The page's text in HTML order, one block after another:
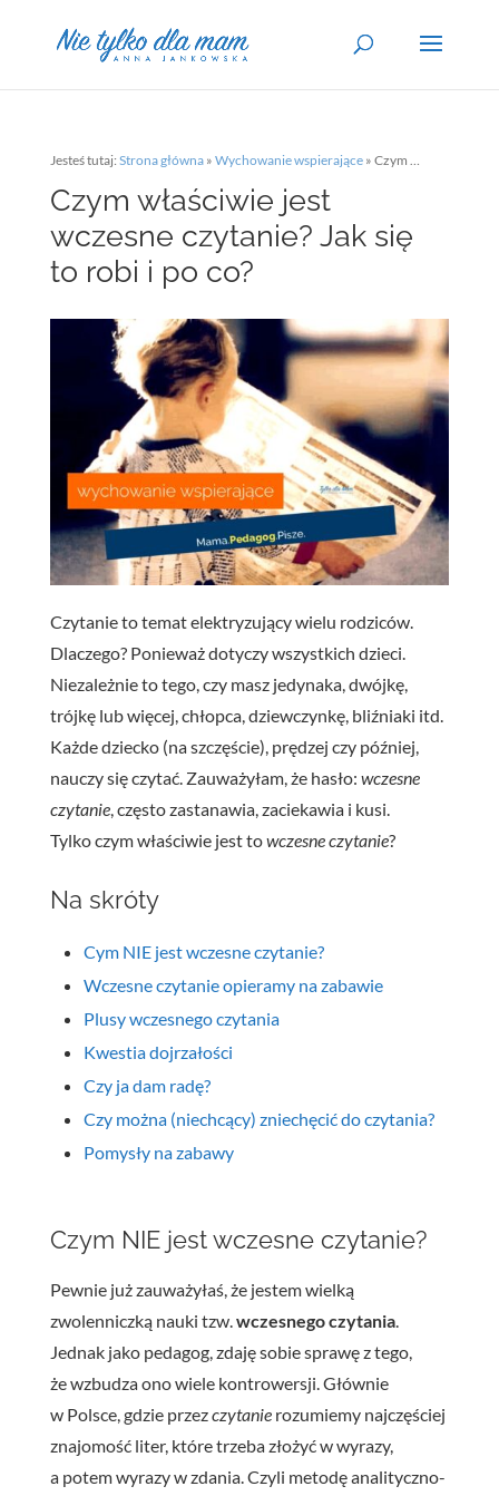
Jesteś tutaj: Strona główna» Wychowanie wspierające» Czym właściwie jest wczesne czytanie? Jak się to robi i po co?
Czym właściwie jest
wczesne czytanie? Jak się
to robi i po co?
Czytanie to temat elektryzujący wielu rodziców.
Dlaczego? Ponieważ dotyczy wszystkich dzieci.
Niezależnie to tego, czy masz jedynaka, dwójkę,
trójkę lub więcej, chłopca, dziewczynkę, bliźniaki itd.
Każde dziecko (na szczęście), prędzej czy później,
nauczy się czytać. Zauważyłam, że hasło: wczesne
czytanie, często zastanawia, zaciekawia i kusi.
Tylko czym właściwie jest towczesne czytanie?
Na skróty
Cym NIE jest wczesne czytanie?
Wczesne czytanie opieramy na zabawie
Plusy wczesnego czytania
Kwestia dojrzałości
Czy ja dam radę?
Czy można (niechcący) zniechęcić do czytania?
Pomysły na zabawy
Czym NIE jest wczesne czytanie?
Pewnie już zauważyłaś, że jestem wielką
zwolenniczką nauki tzw.wczesnego czytania.
Jednak jako pedagog, zdaję sobie sprawę z tego,
że wzbudza ono wiele kontrowersji. Głównie
w Polsce, gdzie przezczytanierozumiemy najczęściej
znajomość liter, które trzeba złożyć w wyrazy,
a potem wyrazy w zdania. Czyli metodę analityczno-